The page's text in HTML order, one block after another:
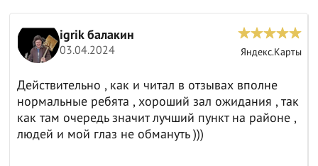
igrik балакин
03.04.2024 Яндекс.Карты
Действительно , как и читал в отзывах вполне
нормальные ребята , хороший зал ожидания , так
как там очередь значит лучший пункт на районе ,
людей и мой глаз не обмануть )))